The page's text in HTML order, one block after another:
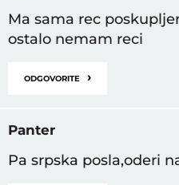
Ma sama rec
ostalo nemam reci
ODGOVORITE ›
Panter
Pa srpska posla,oderi